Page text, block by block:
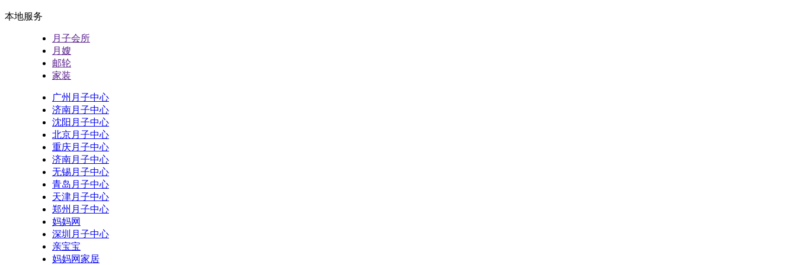
本地服务
月子会所
月嫂
邮轮
家装
广州月子中心
济南月子中心
沈阳月子中心
北京月子中心
重庆月子中心
济南月子中心
无锡月子中心
青岛月子中心
天津月子中心
郑州月子中心
妈妈网
深圳月子中心
亲宝宝
妈妈网家居